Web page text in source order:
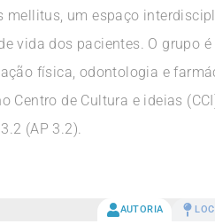
mellitus, um espaço
vida dos pacientes. O grupo
física, odontologia e
Centro de Cultura e ideias
(AP 3.2).
AUTORIA